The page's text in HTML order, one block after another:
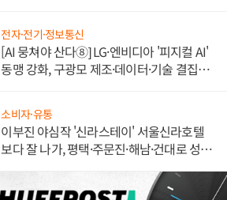
전자·전기·정보통신
[AI 뭉쳐야 산다⑧] LG·엔비디아 '피지컬 AI'
동맹 강화, 구광모 제조·데이터·기술 결집
소비자·유통
이부진 야심작 '신라스테이' 서울신라호텔
보다 잘 나가, 평택·주문진·해남·건대로 성